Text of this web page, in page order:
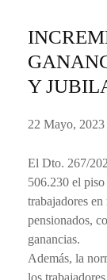
Y
22 Mayo, 2023
El Dto. 267/
506.230 el
trabajadores
pensionados,
ganancias.
Además, la